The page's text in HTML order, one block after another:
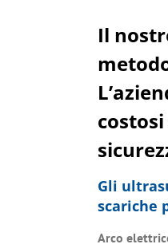
Il
Gli
scariche
Arco